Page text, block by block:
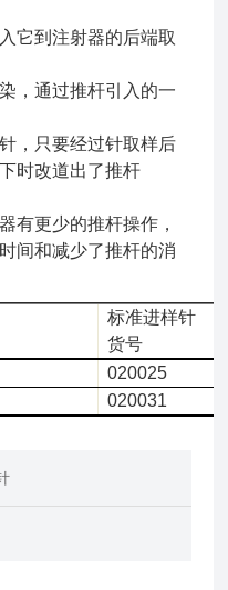
它到注射器的后端取
，通过推杆引入的一
，只要经过针取样后
时改道出了推杆
有更少的推杆操作，
间和减少了推杆的消
标准进样针
货号
020025
020031